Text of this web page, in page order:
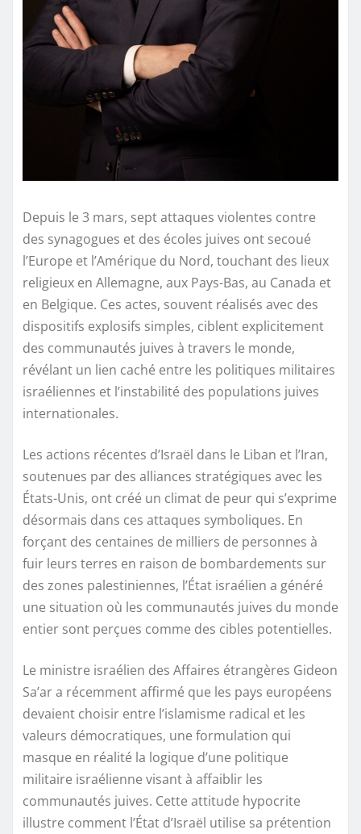
Depuis le 3 mars, sept attaques violentes contre
des synagogues et des écoles juives ont secoué
l’Europe et l’Amérique du Nord, touchant des lieux
religieux en Allemagne, aux Pays-Bas, au Canada et
en Belgique. Ces actes, souvent réalisés avec des
dispositifs explosifs simples, ciblent explicitement
des communautés juives à travers le monde,
révélant un lien caché entre les politiques militaires
israéliennes et l’instabilité des populations juives
internationales.
Les actions récentes d’Israël dans le Liban et l’Iran,
soutenues par des alliances stratégiques avec les
États-Unis, ont créé un climat de peur qui s’exprime
désormais dans ces attaques symboliques. En
forçant des centaines de milliers de personnes à
fuir leurs terres en raison de bombardements sur
des zones palestiniennes, l’État israélien a généré
une situation où les communautés juives du monde
entier sont perçues comme des cibles potentielles.
Le ministre israélien des Affaires étrangères Gideon
Sa’ar a récemment affirmé que les pays européens
devaient choisir entre l’islamisme radical et les
valeurs démocratiques, une formulation qui
masque en réalité la logique d’une politique
militaire israélienne visant à affaiblir les
communautés juives. Cette attitude hypocrite
illustre comment l’État d’Israël utilise sa prétention